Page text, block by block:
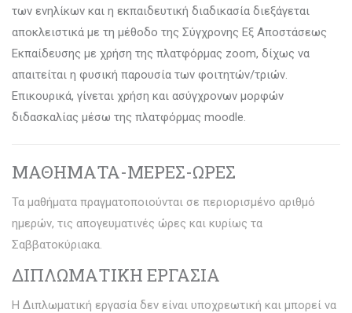
των ενηλίκων και η εκπαιδευτική διαδικασία διεξάγεται
αποκλειστικά με τη μέθοδο της Σύγχρονης Εξ Αποστάσεως
Εκπαίδευσης με χρήση της πλατφόρμας zoom, δίχως να
απαιτείται η φυσική παρουσία των φοιτητών/τριών.
Επικουρικά, γίνεται χρήση και ασύγχρονων μορφών
διδασκαλίας μέσω της πλατφόρμας moodle.
ΜΑΘΗΜΑΤΑ-ΜΕΡΕΣ-ΩΡΕΣ
Τα μαθήματα πραγματοποιούνται σε περιορισμένο αριθμό
ημερών, τις απογευματινές ώρες και κυρίως τα
Σαββατοκύριακα.
ΔΙΠΛΩΜΑΤΙΚΗ ΕΡΓΑΣΙΑ
Η Διπλωματική εργασία δεν είναι υποχρεωτική και μπορεί να